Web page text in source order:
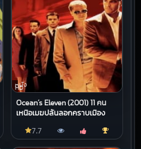
หนัง
HD
Ocean’s Eleven (2001) 11 คน
เหนือเมฆปล้นลอกคราบเมือง
7.7